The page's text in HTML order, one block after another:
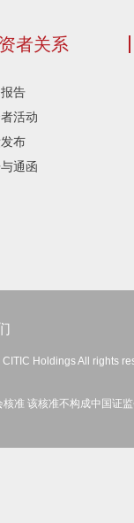
者关系
告
活动
布
通函
Holdings All rights
准 该核准不构成中国证